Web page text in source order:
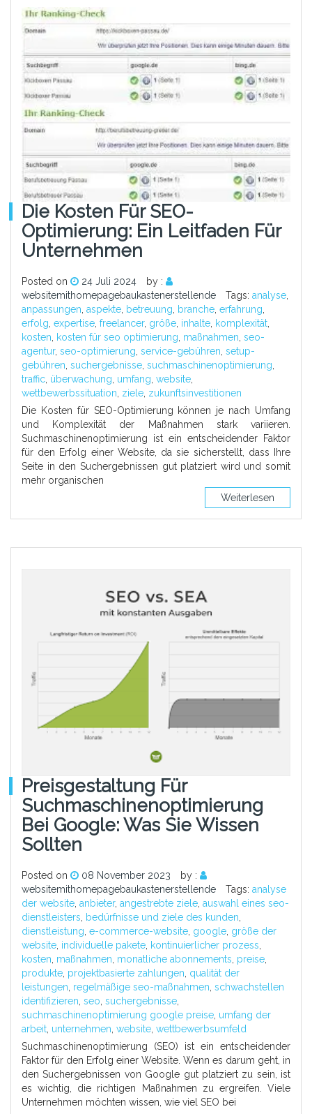
Die Kosten Für SEO-
Optimierung: Ein Leitfaden Für
Unternehmen
Posted on 24 Juli 2024
by :
websitemithomepagebaukastenerstellende
Tags: analyse,
anpassungen, aspekte, betreuung, branche, erfahrung,
erfolg, expertise, freelancer, größe, inhalte, komplexität,
kosten, kosten für seo optimierung, maßnahmen, seo-
agentur, seo-optimierung, service-gebühren, setup-
gebühren, suchergebnisse, suchmaschinenoptimierung,
traffic, überwachung, umfang, website,
wettbewerbssituation, ziele, zukunftsinvestitionen
Die Kosten für SEO-Optimierung können je nach Umfang
und Komplexität der Maßnahmen stark variieren.
Suchmaschinenoptimierung ist ein entscheidender Faktor
für den Erfolg einer Website, da sie sicherstellt, dass Ihre
Seite in den Suchergebnissen gut platziert wird und somit
mehr organischen
Weiterlesen
Preisgestaltung Für
Suchmaschinenoptimierung
Bei Google: Was Sie Wissen
Sollten
Posted on 08 November 2023
by :
websitemithomepagebaukastenerstellende
Tags: analyse
der website, anbieter, angestrebte ziele, auswahl eines seo-
dienstleisters, bedürfnisse und ziele des kunden,
dienstleistung, e-commerce-website, google, größe der
website, individuelle pakete, kontinuierlicher prozess,
kosten, maßnahmen, monatliche abonnements, preise,
produkte, projektbasierte zahlungen, qualität der
leistungen, regelmäßige seo-maßnahmen, schwachstellen
identifizieren, seo, suchergebnisse,
suchmaschinenoptimierung google preise, umfang der
arbeit, unternehmen, website, wettbewerbsumfeld
Suchmaschinenoptimierung (SEO) ist ein entscheidender
Faktor für den Erfolg einer Website. Wenn es darum geht, in
den Suchergebnissen von Google gut platziert zu sein, ist
es wichtig, die richtigen Maßnahmen zu ergreifen. Viele
Unternehmen möchten wissen, wie viel SEO bei